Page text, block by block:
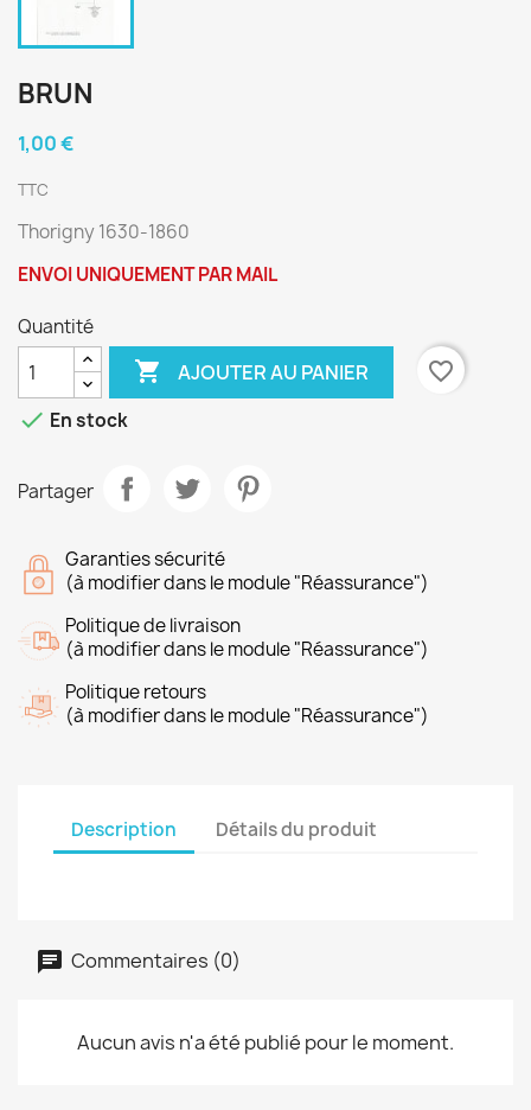
BRUN
1,00 €
TTC
Thorigny 1630-1860
ENVOI UNIQUEMENT PAR MAIL
Quantité
 AJOUTER AU PANIER
favorite_border
 En stock
Partager
Garanties sécurité
(à modifier dans le module "Réassurance")
Politique de livraison
(à modifier dans le module "Réassurance")
Politique retours
(à modifier dans le module "Réassurance")
Description Détails du produit
Commentaires (0)
Aucun avis n'a été publié pour le moment.